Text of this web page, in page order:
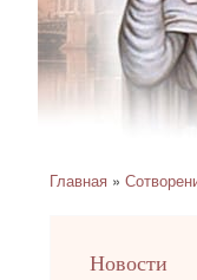
Главная
upНовости